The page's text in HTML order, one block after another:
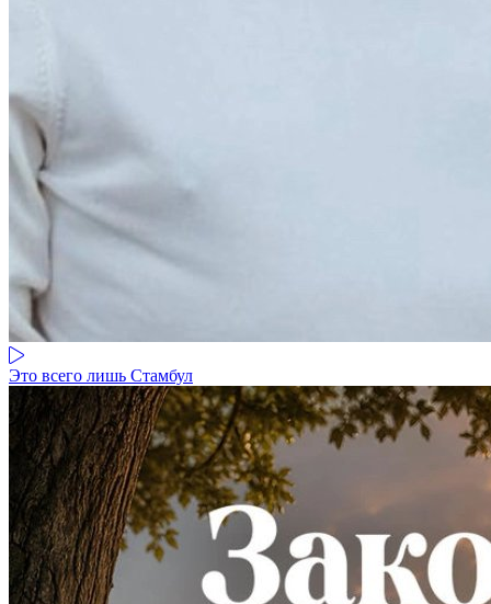
Это всего лишь Стамбул